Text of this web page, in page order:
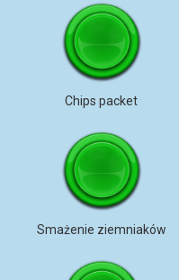
Chips packet
Smażenie ziemniaków